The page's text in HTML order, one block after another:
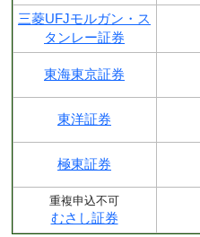
三菱UFJモルガン・ス
タンレー証券
東海東京証券
東洋証券
極東証券
重複申込不可
むさし証券